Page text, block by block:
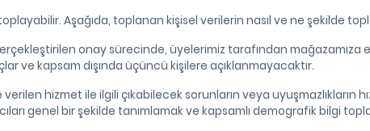
Aşağıda, toplanan kişisel verilerin nasıl ve ne şekilde
onay sürecinde, üyelerimiz tarafından mağazamıza
ve kapsam dışında üçüncü kişilere açıklanmayacaktır.
hizmet ile ilgili çıkabilecek sorunların veya uyuşmazlıkların
genel bir şekilde tanımlamak ve kapsamlı demografik bilgi